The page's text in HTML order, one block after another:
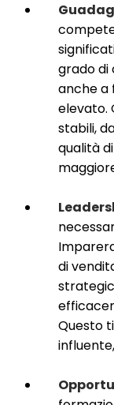
grado di
anche a
elevato.
stabili,
qualità
di
Questo